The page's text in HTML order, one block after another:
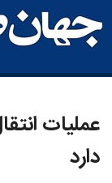
عملیات
دارد